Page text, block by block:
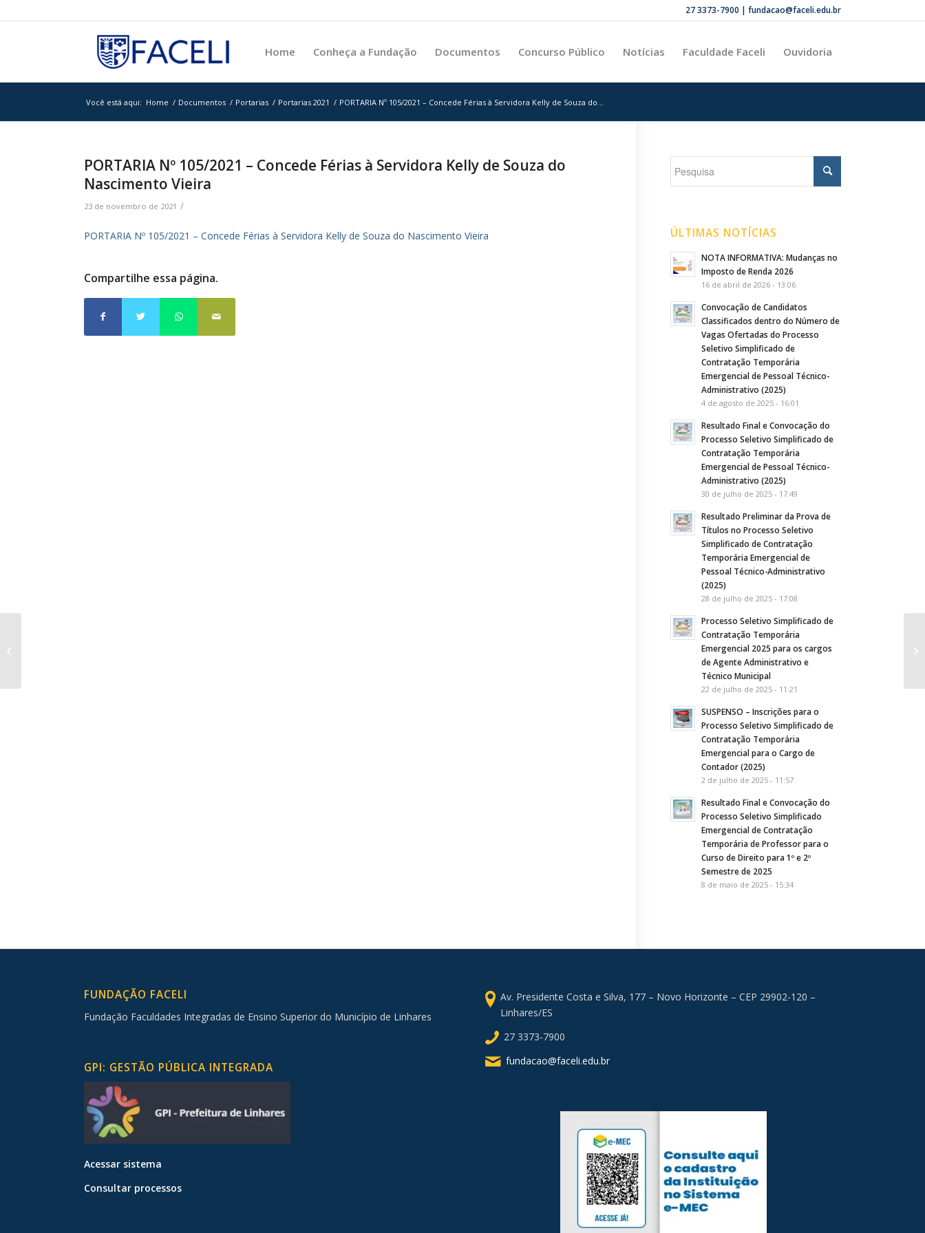
27 3373-7900 | fundacao@faceli.edu.br
Home Conheça a Fundação Documentos Concurso Público Notícias Faculdade Faceli Ouvidoria
Você está aqui: Home / Documentos / Portarias / Portarias 2021 / PORTARIA Nº 105/2021 – Concede Férias à Servidora Kelly de Souza do...
PORTARIA Nº 105/2021 – Concede Férias à Servidora Kelly de Souza do
Nascimento Vieira
23 de novembro de 2021 /
PORTARIA Nº 105/2021 – Concede Férias à Servidora Kelly de Souza do Nascimento Vieira
Compartilhe essa página.
ÚLTIMAS NOTÍCIAS
NOTA INFORMATIVA: Mudanças no
Imposto de Renda 2026
16 de abril de 2026 - 13:06
Convocação de Candidatos
Classificados dentro do Número de
Vagas Ofertadas do Processo
Seletivo Simplificado de
Contratação Temporária
Emergencial de Pessoal Técnico-
Administrativo (2025)
4 de agosto de 2025 - 16:01
Resultado Final e Convocação do
Processo Seletivo Simplificado de
Contratação Temporária
Emergencial de Pessoal Técnico-
Administrativo (2025)
30 de julho de 2025 - 17:49
Resultado Preliminar da Prova de
Títulos no Processo Seletivo
Simplificado de Contratação
Temporária Emergencial de
Pessoal Técnico-Administrativo
(2025)
28 de julho de 2025 - 17:08
Processo Seletivo Simplificado de
Contratação Temporária
Emergencial 2025 para os cargos
de Agente Administrativo e
Técnico Municipal
22 de julho de 2025 - 11:21
SUSPENSO – Inscrições para o
Processo Seletivo Simplificado de
Contratação Temporária
Emergencial para o Cargo de
Contador (2025)
2 de julho de 2025 - 11:57
Resultado Final e Convocação do
Processo Seletivo Simplificado
Emergencial de Contratação
Temporária de Professor para o
Curso de Direito para 1º e 2º
Semestre de 2025
8 de maio de 2025 - 15:34
FUNDAÇÃO FACELI
Fundação Faculdades Integradas de Ensino Superior do Município de Linhares
GPI: GESTÃO PÚBLICA INTEGRADA
Acessar sistema
Consultar processos
Av. Presidente Costa e Silva, 177 – Novo Horizonte – CEP 29902-120 –
Linhares/ES
27 3373-7900
fundacao@faceli.edu.br